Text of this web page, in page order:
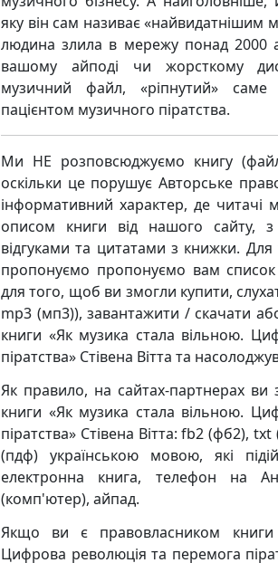
яку він сам називає «найвидатнішим
людина злила в мережу понад 2000
вашому айподі чи жорсткому
музичний файл, «ріпнутий»
пацієнтом музичного піратства.
Ми НЕ розповсюджуємо книгу
оскільки це порушує Авторське
інформативний характер, де читачі
описом книги від нашого сайту, з
відгуками та цитатами з книжки.
пропонуємо пропонуємо вам список
для того, щоб ви змогли купити,
mp3 (мп3)), завантажити / скачати
книги «Як музика стала вільною.
піратства» Стівена Вітта та
Як правило, на сайтах-партнерах
книги «Як музика стала вільною.
піратства» Стівена Вітта: fb2 (фб2),
(пдф) українською мовою, які
електронна книга, телефон на
(комп'ютер), айпад.
Якщо ви є правовласником
Цифрова революція та перемога